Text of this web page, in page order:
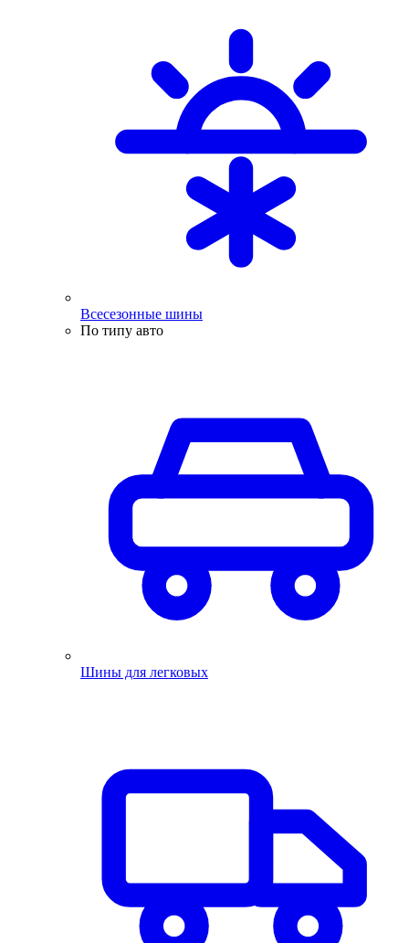
Всесезонные шины
По типу авто
Шины для легковых